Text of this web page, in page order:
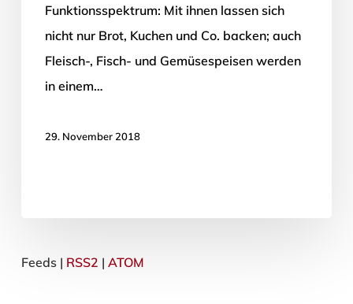
Funktionsspektrum: Mit ihnen lassen sich
nicht nur Brot, Kuchen und Co. backen; auch
Fleisch-, Fisch- und Gemüsespeisen werden
in einem…
29. November 2018
Feeds | RSS2 | ATOM